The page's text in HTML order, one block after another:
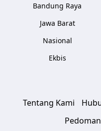
Bandung Raya
Jawa Barat
Nasional
Ekbis
Tentang Kami